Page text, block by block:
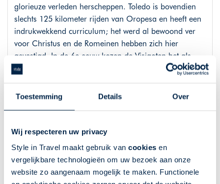
Toestemming Details Over
Wij respecteren uw privacy
Style in Travel maakt gebruik van cookies en
vergelijkbare technologieën om uw bezoek aan onze
website zo aangenaam mogelijk te maken. Functionele
glorieuze verleden herscheppen. Toledo is bovendien
slechts 125 kilometer rijden van Oropesa en heeft een
indrukwekkend curriculum; het werd al bewoond ver
voor Christus en de Romeinen hebben zich hier
gevestigd. In de 6e eeuw kozen de Visigoten het als
hun hoofdstad en in de middeleeuwen was het een
cultuur. Het uitgebreide monumentale en culturele
op de Werelderfgoed heeft geplaatst. In de 16e eeuw
voornamelijk hier hof hield. En in Toledo vindt u veel
werken van El Greco; veel van zijn meesterwerken
schilderde hij hier.